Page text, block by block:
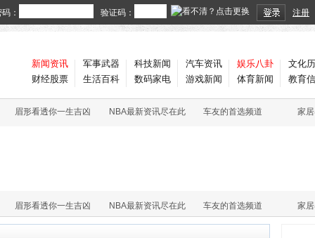
： 验证码： 注册
新闻资讯
财经股票
军事武器
生活百科
科技新闻
数码家电
汽车资讯
游戏新闻
娱乐八卦
体育新闻
文化
教育
眉形看透你一生吉凶 NBA最新资讯尽在此 车友的首选频道 家
眉形看透你一生吉凶 NBA最新资讯尽在此 车友的首选频道 家